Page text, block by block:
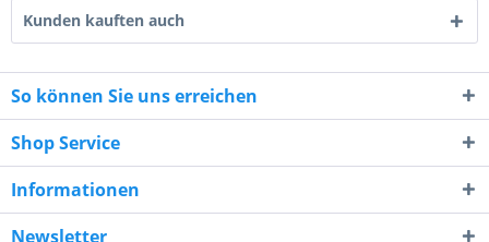
3 + 10 = ?
Kunden kauften auch
So können Sie uns erreichen
Shop Service
Informationen
Newsletter